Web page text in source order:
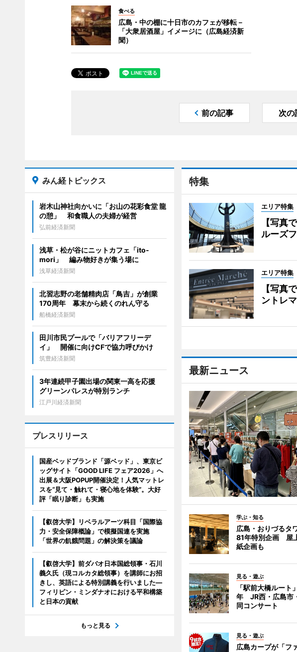
食べる
広島・中の棚に十日市のカフェが移転－
「大衆居酒屋」イメージに（広島経済新
聞）
前の記事 次の
特集
エリア特集
【写真
ルーズ
エリア特集
【写真
ントレ
最新ニュース
学ぶ・知る
広島・おりづるタ
81年特別企画 屋
紙企画も
見る・遊ぶ
「駅前大橋ルート
年 JR西・広島市
同コンサート
見る・遊ぶ
広島カープが「フ
みん経トピックス
岩木山神社向かいに「お山の花彩食堂 龍
の憩」 和食職人の夫婦が経営
弘前経済新聞
浅草・松が谷にニットカフェ「ito-
mori」 編み物好きが集う場に
浅草経済新聞
北習志野の老舗精肉店「鳥吉」が創業
170周年 幕末から続くのれん守る
船橋経済新聞
田川市民プールで「バリアフリーデ
イ」 開催に向けCFで協力呼びかけ
筑豊経済新聞
3年連続甲子園出場の関東一高を応援
グリーンパレスが特別ランチ
江戸川経済新聞
プレスリリース
国産ベッドブランド「源ベッド」、東京ビ
ッグサイト「GOOD LIFE フェア2026」へ
出展＆大阪POPUP開催決定！人気マットレ
スを“見て・触れて・寝心地を体験”。大好
評「眠り診断」も実施
【叡啓大学】リベラルアーツ科目「国際協
力・安全保障概論」で模擬国連を実施
「世界の飢餓問題」の解決策を議論
【叡啓大学】前ダバオ日本国総領事・石川
義久氏（現コルカタ総領事）を講師にお招
きし、英語による特別講義を行いました―
フィリピン・ミンダナオにおける平和構築
と日本の貢献
もっと見る